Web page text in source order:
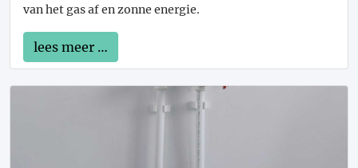
van het gas af en zonne energie.
lees meer …